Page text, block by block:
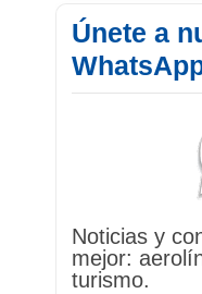
Únete a
Noticias y
mejor:
turismo.